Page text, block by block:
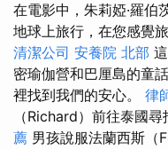
在電影中，朱莉婭·羅伯
地球上旅行，在您感覺
清潔公司 安養院 北部
密瑜伽營和巴厘島的童
裡找到我們的安心。 律
（Richard）前往泰國
薦 男孩說服法蘭西斯（